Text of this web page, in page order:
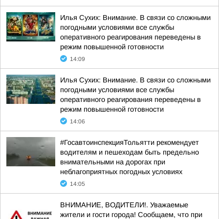
Илья Сухих: Внимание. В связи со сложными
погодными условиями все службы
оперативного реагирования переведены в
режим повышенной готовности
14:09
Илья Сухих: Внимание. В связи со сложными
погодными условиями все службы
оперативного реагирования переведены в
режим повышенной готовности
14:06
#ГосавтоинспекцияТольятти рекомендует
водителям и пешеходам быть предельно
внимательными на дорогах при
неблагоприятных погодных условиях
14:05
ВНИМАНИЕ, ВОДИТЕЛИ!. Уважаемые
жители и гости города! Сообщаем, что при